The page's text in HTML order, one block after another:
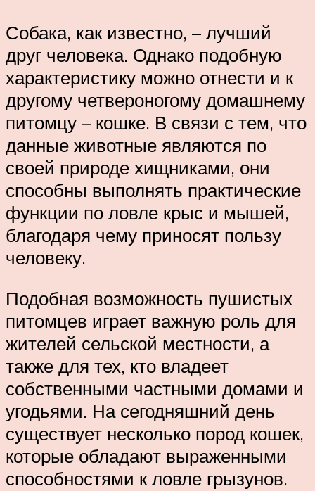
Собака, как известно, – лучший
друг человека. Однако подобную
характеристику можно отнести и к
другому четвероногому домашнему
питомцу – кошке. В связи с тем, что
данные животные являются по
своей природе хищниками, они
способны выполнять практические
функции по ловле крыс и мышей,
благодаря чему приносят пользу
человеку.
Подобная возможность пушистых
питомцев играет важную роль для
жителей сельской местности, а
также для тех, кто владеет
собственными частными домами и
угодьями. На сегодняшний день
существует несколько пород кошек,
которые обладают выраженными
способностями к ловле грызунов.